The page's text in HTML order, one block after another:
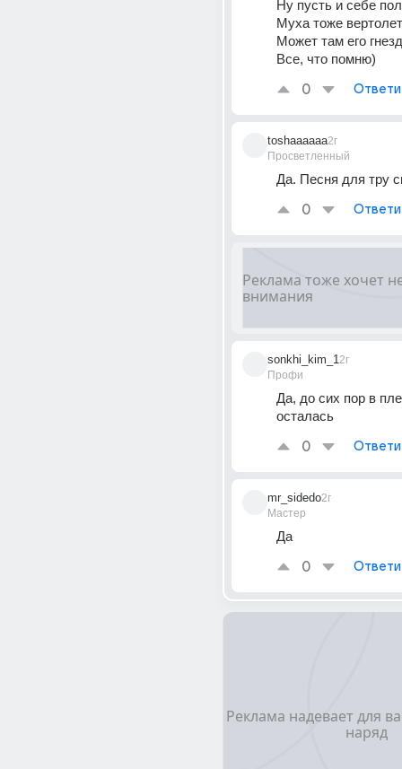
Ну пусть и себе
Муха тоже вертолет
Может там его
Все, что помню)
0
toshaaaaaa
Просветленный
2г
Да. Песня для тру
0
sonkhi_kim_1
Профи
2г
Да, до сих пор в
осталась
0
mr_sidedo
Мастер
2г
Да
0